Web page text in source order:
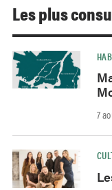
Les plus
7